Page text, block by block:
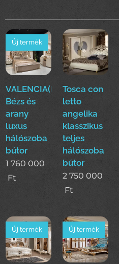
VALENCIA(Dase)
Bézs és
arany
luxus
hálószoba
bútor
Új termék
1 760 000
Ft
Tosca con
letto
angelika
klasszikus
teljes
hálószoba
bútor
2 750 000
Ft
Új termék Új termék